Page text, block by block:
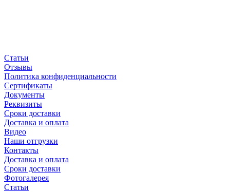
Статьи
Отзывы
Политика конфиденциальности
Сертификаты
Документы
Реквизиты
Сроки доставки
Доставка и оплата
Видео
Наши отгрузки
Контакты
Доставка и оплата
Сроки доставки
Фотогалерея
Статьи